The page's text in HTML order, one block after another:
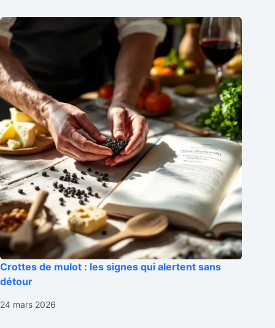
Crottes de mulot : les signes qui alertent sans
détour
24 mars 2026